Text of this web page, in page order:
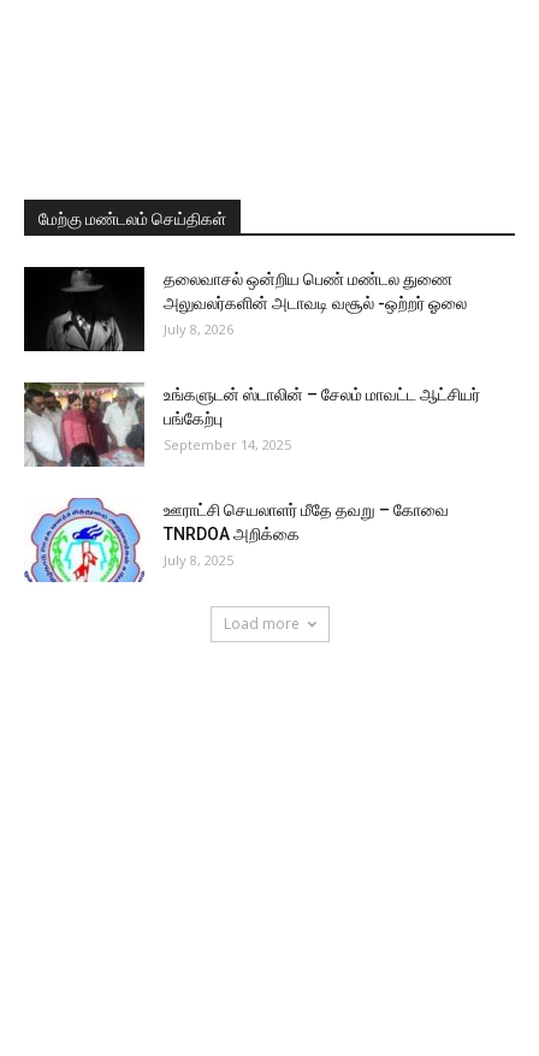
மேற்கு மண்டலம் செய்திகள்
தலைவாசல் ஒன்றிய பெண் மண்டல துணை
அலுவலர்களின் அடாவடி வசூல் -ஒற்றர் ஓலை
July 8, 2026
உங்களுடன் ஸ்டாலின் – சேலம் மாவட்ட ஆட்சியர்
பங்கேற்பு
September 14, 2025
ஊராட்சி செயலாளர் மீதே தவறு – கோவை
TNRDOA அறிக்கை
July 8, 2025
Load more